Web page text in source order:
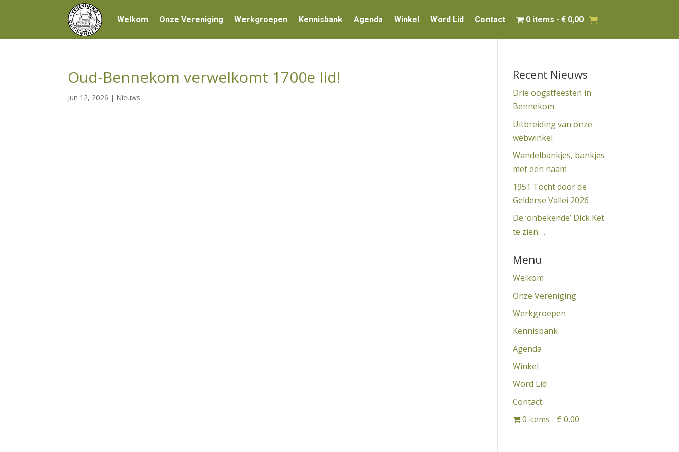
Welkom Onze Vereniging Werkgroepen Kennisbank Agenda Winkel Word Lid Contact 0 items € 0,00
Oud-Bennekom verwelkomt 1700e lid!
jun 12, 2026 | Nieuws
Recent Nieuws
Drie oogstfeesten in
Bennekom
Uitbreiding van onze
webwinkel
Wandelbankjes, bankjes
met een naam
1951 Tocht door de
Gelderse Vallei 2026
De ‘onbekende’ Dick Ket
te zien….
Menu
Welkom
Onze Vereniging
Werkgroepen
Kennisbank
Agenda
Winkel
Word Lid
Contact
0 items
€ 0,00